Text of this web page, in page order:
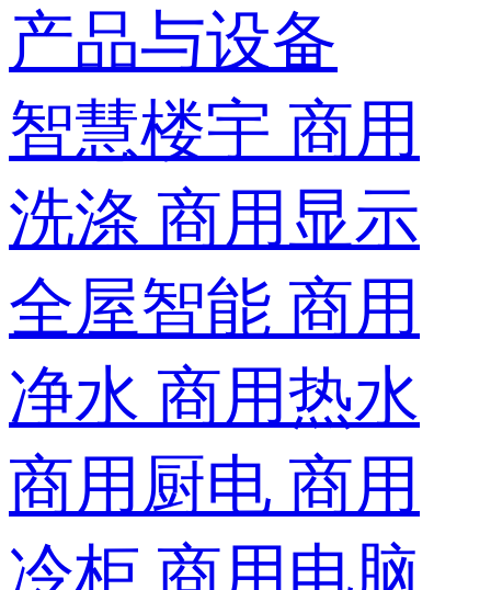
产品与设备
智慧楼宇 商用
洗涤 商用显示
全屋智能 商用
净水 商用热水
商用厨电 商用
冷柜 商用电脑